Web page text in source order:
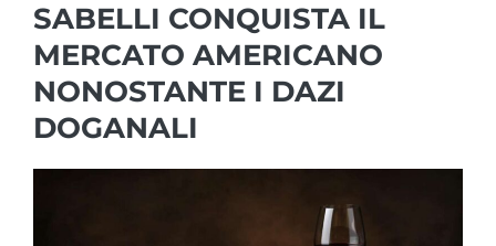
SABELLI CONQUISTA IL
MERCATO AMERICANO
NONOSTANTE I DAZI
DOGANALI